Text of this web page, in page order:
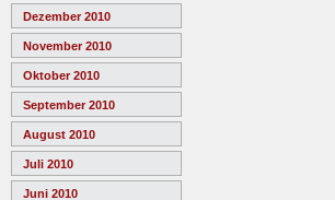
Dezember 2010
November 2010
Oktober 2010
September 2010
August 2010
Juli 2010
Juni 2010